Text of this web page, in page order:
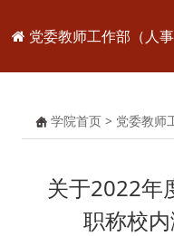
党委教师工作部（人事
学院首页 > 党委教师
关于2022年
职称校